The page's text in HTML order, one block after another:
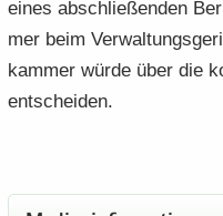
eines ab­schlie­ßen­den
mer beim
kam­mer würde über die
ent­schei­den.